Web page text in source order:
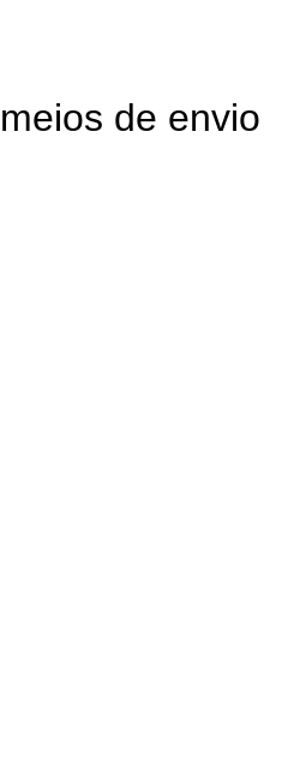
meios de envio